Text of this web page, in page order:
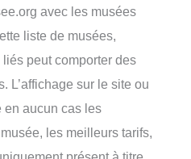
avec les musées
liste de musées,
peut comporter des
L’affichage sur le site ou
en aucun cas les
les meilleurs tarifs,